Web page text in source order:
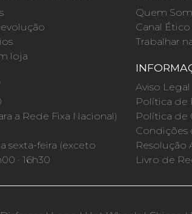
loja
a Rede Fixa Nacional)
sexta-feira (exceto
· 16h30
Quem
Canal Ético
Trabalhar
Aviso Legal
Política de
Política de
Condições
Resolução
Livro de